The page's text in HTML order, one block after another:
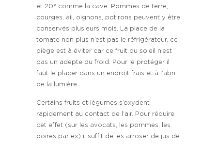
et 20° comme la cave. Pommes de terre,
courges, ail, oignons, potirons peuvent y être
conservés plusieurs mois. La place de la
tomate non plus n’est pas le réfrigérateur, ce
piège est à éviter car ce fruit du soleil n’est
pas un adepte du froid. Pour le protéger il
faut le placer dans un endroit frais et à l’abri
de la lumière.
Certains fruits et légumes s’oxydent
rapidement au contact de l’air. Pour réduire
cet effet (sur les avocats, les pommes, les
poires par ex) il suffit de les arroser de jus de